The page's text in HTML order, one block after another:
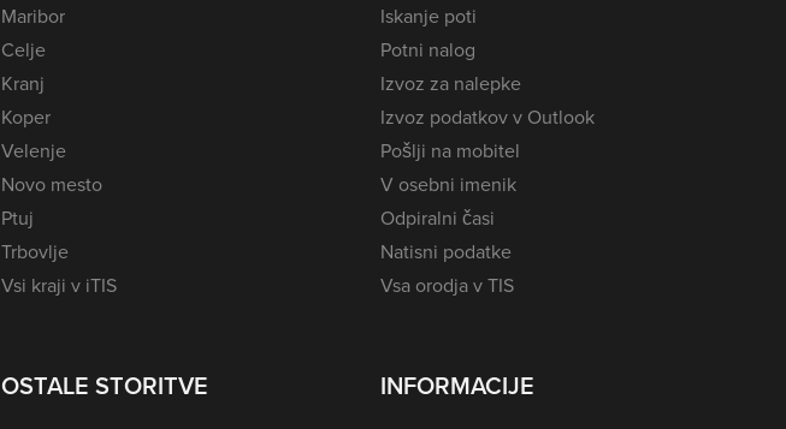
Maribor
Celje
Kranj
Koper
Velenje
Novo mesto
Ptuj
Trbovlje
Vsi kraji v iTIS
Iskanje poti
Potni nalog
Izvoz za nalepke
Izvoz podatkov v Outlook
Pošlji na mobitel
V osebni imenik
Odpiralni časi
Natisni podatke
Vsa orodja v TIS
OSTALE STORITVE INFORMACIJE